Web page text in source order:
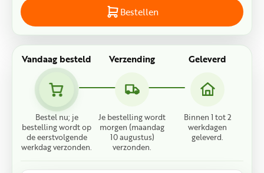
Bestellen
Vandaag besteld
Bestel nu; je
bestelling wordt op
de eerstvolgende
werkdag verzonden.
Verzending
Je bestelling wordt
morgen (maandag
10 augustus)
verzonden.
Geleverd
Binnen 1 tot 2
werkdagen
geleverd.